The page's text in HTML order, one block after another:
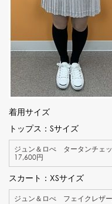
着用サイズ
トップス：Sサイズ
ジュン＆ロぺ タータンチェ
17,600円
スカート：XSサイズ
ジュン＆ロぺ フェイクレザ